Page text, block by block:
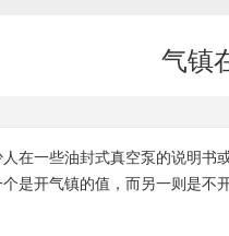
气镇
一些油封式真空泵的说明书或
是开气镇的值，而另一则是不